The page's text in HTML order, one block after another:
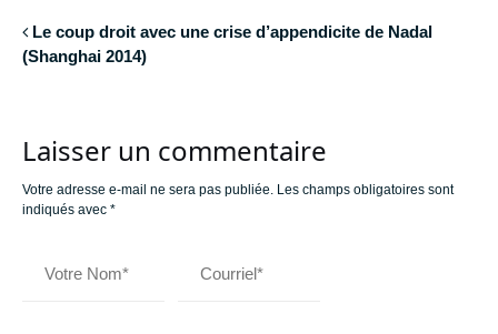
Le coup droit avec une crise d’appendicite de Nadal
(Shanghai 2014)
Laisser un commentaire
Votre adresse e-mail ne sera pas publiée. Les champs obligatoires sont
indiqués avec *